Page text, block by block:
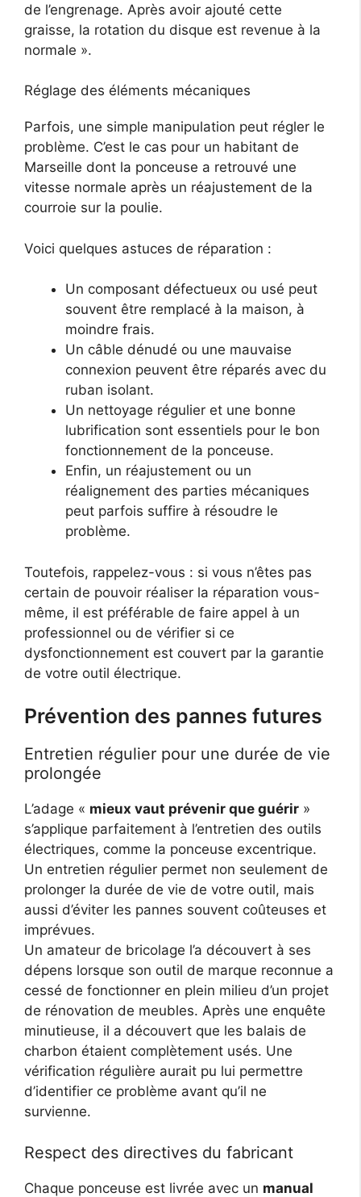
de l’engrenage. Après avoir ajouté cette
graisse, la rotation du disque est revenue à la
normale ».
Réglage des éléments mécaniques
Parfois, une simple manipulation peut régler le
problème. C’est le cas pour un habitant de
Marseille dont la ponceuse a retrouvé une
vitesse normale après un réajustement de la
courroie sur la poulie.
Voici quelques astuces de réparation :
Un composant défectueux ou usé peut
souvent être remplacé à la maison, à
moindre frais.
Un câble dénudé ou une mauvaise
connexion peuvent être réparés avec du
ruban isolant.
Un nettoyage régulier et une bonne
lubrification sont essentiels pour le bon
fonctionnement de la ponceuse.
Enfin, un réajustement ou un
réalignement des parties mécaniques
peut parfois suffire à résoudre le
problème.
Toutefois, rappelez-vous : si vous n’êtes pas
certain de pouvoir réaliser la réparation vous-
même, il est préférable de faire appel à un
professionnel ou de vérifier si ce
dysfonctionnement est couvert par la garantie
de votre outil électrique.
Prévention des pannes futures
Entretien régulier pour une durée de vie
prolongée
L’adage « mieux vaut prévenir que guérir »
s’applique parfaitement à l’entretien des outils
électriques, comme la ponceuse excentrique.
Un entretien régulier permet non seulement de
prolonger la durée de vie de votre outil, mais
aussi d’éviter les pannes souvent coûteuses et
imprévues.
Un amateur de bricolage l’a découvert à ses
dépens lorsque son outil de marque reconnue a
cessé de fonctionner en plein milieu d’un projet
de rénovation de meubles. Après une enquête
minutieuse, il a découvert que les balais de
charbon étaient complètement usés. Une
vérification régulière aurait pu lui permettre
d’identifier ce problème avant qu’il ne
survienne.
Respect des directives du fabricant
Chaque ponceuse est livrée avec un manual